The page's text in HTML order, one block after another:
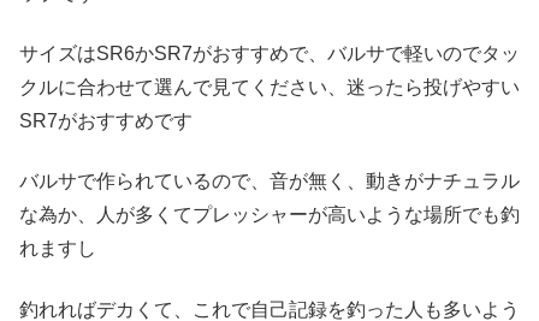
サイズはSR6かSR7がおすすめで、バルサで軽いのでタッ
クルに合わせて選んで見てください、迷ったら投げやすい
SR7がおすすめです
バルサで作られているので、音が無く、動きがナチュラル
な為か、人が多くてプレッシャーが高いような場所でも釣
れますし
釣れればデカくて、これで自己記録を釣った人も多いよう